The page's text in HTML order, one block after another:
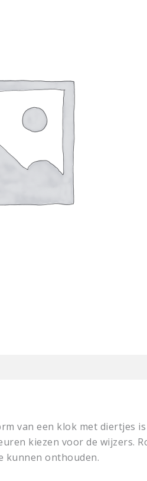
van een klok met diertjes
kiezen voor de
kunnen onthouden.